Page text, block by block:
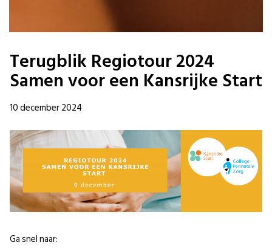
Terugblik Regiotour 2024
Samen voor een Kansrijke Start
10 december 2024
Ga snel naar: